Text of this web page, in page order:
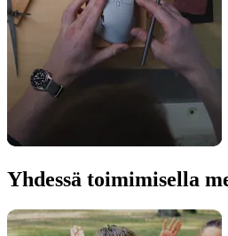
Yhdessä toimimisella